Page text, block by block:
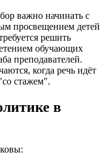
важно начинать с
просвещением детей
решить
обучающих
преподавателей.
когда речь идёт
стажем".
в